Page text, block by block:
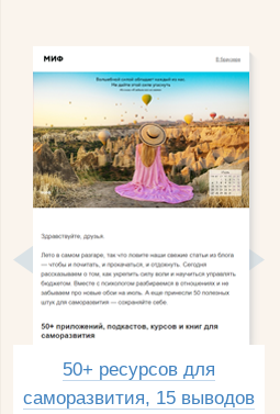
50+ ресурсов для
саморазвития, 15 выводов